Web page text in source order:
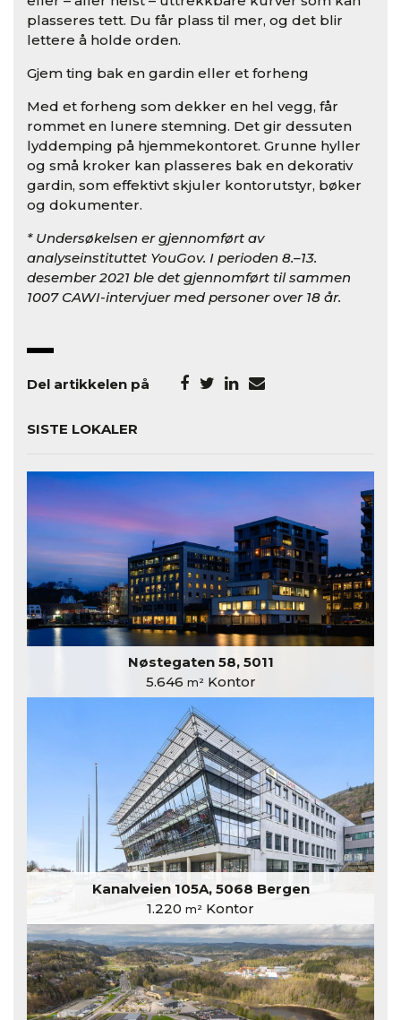
plasseres tett. Du får plass til mer, og det blir
lettere å holde orden.
Gjem ting bak en gardin eller et forheng
Med et forheng som dekker en hel vegg, får
rommet en lunere stemning. Det gir dessuten
lyddemping på hjemmekontoret. Grunne hyller
og små kroker kan plasseres bak en dekorativ
gardin, som effektivt skjuler kontorutstyr, bøker
og dokumenter.
* Undersøkelsen er gjennomført av
analyseinstituttet YouGov. I perioden 8.–13.
desember 2021 ble det gjennomført til sammen
1007 CAWI-intervjuer med personer over 18 år.
Del artikkelen på
SISTE LOKALER
Nøstegaten 58, 5011
5.646 m²Kontor
Kanalveien 105A, 5068 Bergen
1.220 m² Kontor